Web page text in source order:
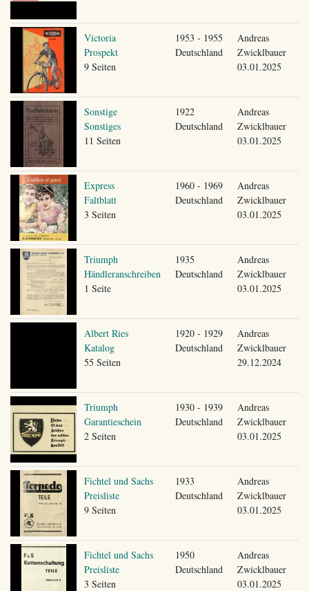
Victoria
Prospekt
9 Seiten
1953 - 1955
Deutschland
Andreas
Zwicklbauer
03.01.2025
Sonstige
Sonstiges
11 Seiten
1922
Deutschland
Andreas
Zwicklbauer
03.01.2025
Express
Faltblatt
3 Seiten
1960 - 1969
Deutschland
Andreas
Zwicklbauer
03.01.2025
Triumph
Händleranschreiben
1 Seite
1935
Deutschland
Andreas
Zwicklbauer
03.01.2025
Albert Ries
Katalog
55 Seiten
1920 - 1929
Deutschland
Andreas
Zwicklbauer
29.12.2024
Triumph
Garantieschein
2 Seiten
1930 - 1939
Deutschland
Andreas
Zwicklbauer
03.01.2025
Fichtel und Sachs
Preisliste
9 Seiten
1933
Deutschland
Andreas
Zwicklbauer
03.01.2025
Fichtel und Sachs
Preisliste
3 Seiten
1950
Deutschland
Andreas
Zwicklbauer
03.01.2025